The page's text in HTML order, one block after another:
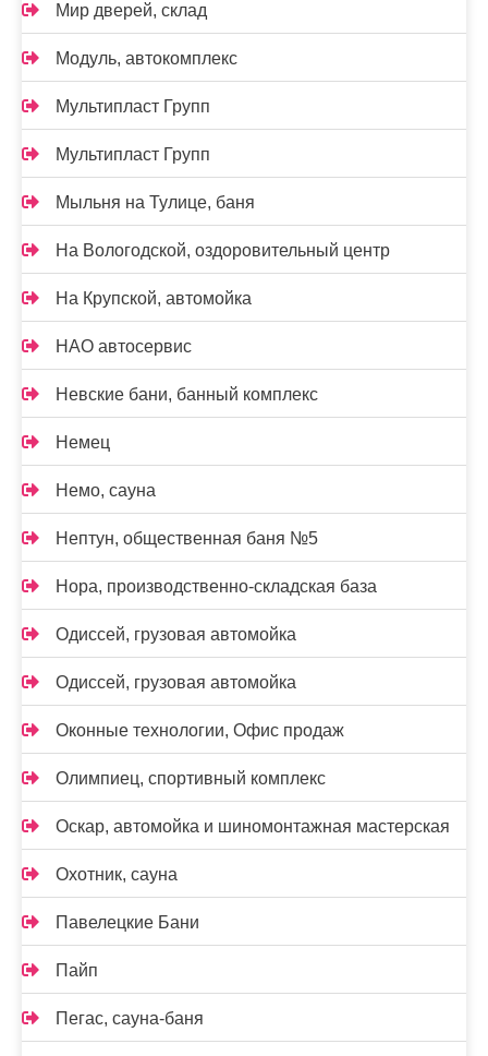
Мир дверей, склад
Модуль, автокомплекс
Мультипласт Групп
Мультипласт Групп
Мыльня на Тулице, баня
На Вологодской, оздоровительный центр
На Крупской, автомойка
НАО автосервис
Невские бани, банный комплекс
Немец
Немо, сауна
Нептун, общественная баня №5
Нора, производственно-складская база
Одиссей, грузовая автомойка
Одиссей, грузовая автомойка
Оконные технологии, Офис продаж
Олимпиец, спортивный комплекс
Оскар, автомойка и шиномонтажная мастерская
Охотник, сауна
Павелецкие Бани
Пайп
Пегас, сауна-баня